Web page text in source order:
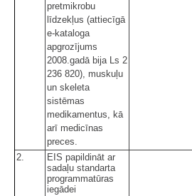
pretmikrobu
līdzekļus (attiecīgā
e-kataloga
apgrozījums
2008.gadā bija Ls 2
236 820), muskuļu
un skeleta
sistēmas
medikamentus, kā
arī medicīnas
preces.
2.
EIS papildināt ar
sadaļu standarta
programmatūras
iegādei